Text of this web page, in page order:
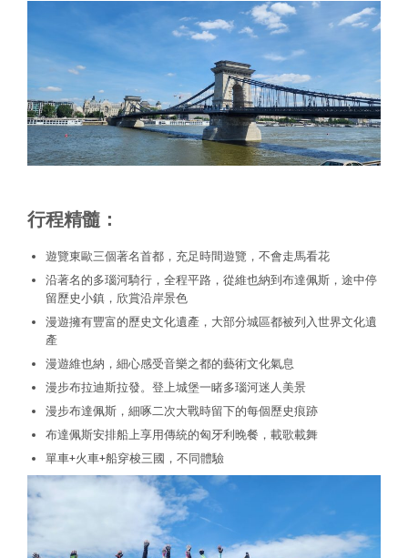
行程精髓：
遊覽東歐三個著名首都，充足時間遊覽，不會走馬看花
沿著名的多瑙河騎行，全程平路，從維也納到布達佩斯，途中停
留歷史小鎮，欣賞沿岸景色
漫遊擁有豐富的歷史文化遺產，大部分城區都被列入世界文化遺
產
漫遊維也納，細心感受音樂之都的藝術文化氣息
漫步布拉迪斯拉發。登上城堡一睹多瑙河迷人美景
漫步布達佩斯，細啄二次大戰時留下的每個歷史痕跡
布達佩斯安排船上享用傳統的匈牙利晚餐，載歌載舞
單車+火車+船穿梭三國，不同體驗